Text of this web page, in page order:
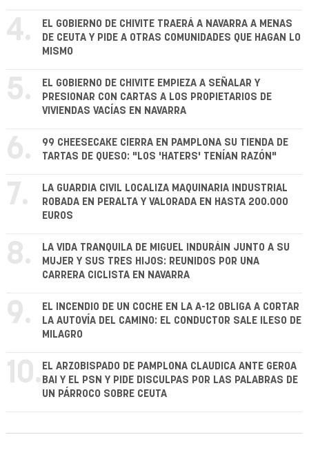
4.
EL GOBIERNO DE CHIVITE TRAERÁ A NAVARRA A MENAS
DE CEUTA Y PIDE A OTRAS COMUNIDADES QUE HAGAN LO
MISMO
5.
EL GOBIERNO DE CHIVITE EMPIEZA A SEÑALAR Y
PRESIONAR CON CARTAS A LOS PROPIETARIOS DE
VIVIENDAS VACÍAS EN NAVARRA
6.
99 CHEESECAKE CIERRA EN PAMPLONA SU TIENDA DE
TARTAS DE QUESO: "LOS 'HATERS' TENÍAN RAZÓN"
7.
LA GUARDIA CIVIL LOCALIZA MAQUINARIA INDUSTRIAL
ROBADA EN PERALTA Y VALORADA EN HASTA 200.000
EUROS
8.
LA VIDA TRANQUILA DE MIGUEL INDURÁIN JUNTO A SU
MUJER Y SUS TRES HIJOS: REUNIDOS POR UNA
CARRERA CICLISTA EN NAVARRA
9.
EL INCENDIO DE UN COCHE EN LA A-12 OBLIGA A CORTAR
LA AUTOVÍA DEL CAMINO: EL CONDUCTOR SALE ILESO DE
MILAGRO
10. EL ARZOBISPADO DE PAMPLONA CLAUDICA ANTE GEROA
BAI Y EL PSN Y PIDE DISCULPAS POR LAS PALABRAS DE
UN PÁRROCO SOBRE CEUTA